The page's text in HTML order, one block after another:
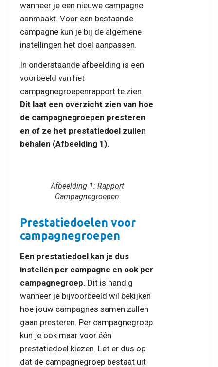
wanneer je een nieuwe campagne
aanmaakt. Voor een bestaande
campagne kun je bij de algemene
instellingen het doel aanpassen.
In onderstaande afbeelding is een
voorbeeld van het
campagnegroepenrapport te zien.
Dit laat een overzicht zien van hoe
de campagnegroepen presteren
en of ze het prestatiedoel zullen
behalen (Afbeelding 1).
Afbeelding 1: Rapport
Campagnegroepen
Prestatiedoelen voor
campagnegroepen
Een prestatiedoel kan je dus
instellen per campagne en ook per
campagnegroep. Dit is handig
wanneer je bijvoorbeeld wil bekijken
hoe jouw campagnes samen zullen
gaan presteren. Per campagnegroep
kun je ook maar voor één
prestatiedoel kiezen. Let er dus op
dat de campagnegroep bestaat uit